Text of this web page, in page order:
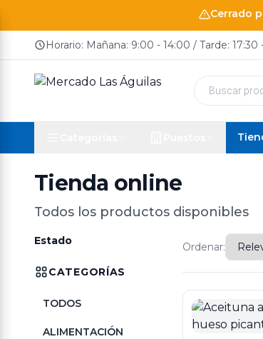
Cerrado
Horario: Mañana: 9:00 - 14:00 / Tarde: 17:30
Búsqueda
productos
Tienda online
Todos los productos disponibles
Estado
CATEGORÍAS
TODOS
ALIMENTACIÓN
Ordenar: